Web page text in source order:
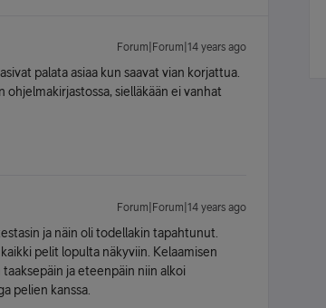
Forum|Forum|14 years ago
palata asiaa kun saavat vian korjattua.
ohjelmakirjastossa, sielläkään ei vanhat
Forum|Forum|14 years ago
ja näin oli todellakin tapahtunut.
pelit lopulta näkyviin. Kelaamisen
ja eteenpäin niin alkoi
pelien kanssa.